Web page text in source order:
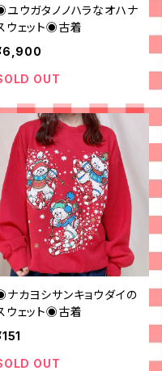
ウガタノノハラなオハナ
ウェット◉古着
OUT
カヨシサンキョウダイの
ウェット◉古着
OUT